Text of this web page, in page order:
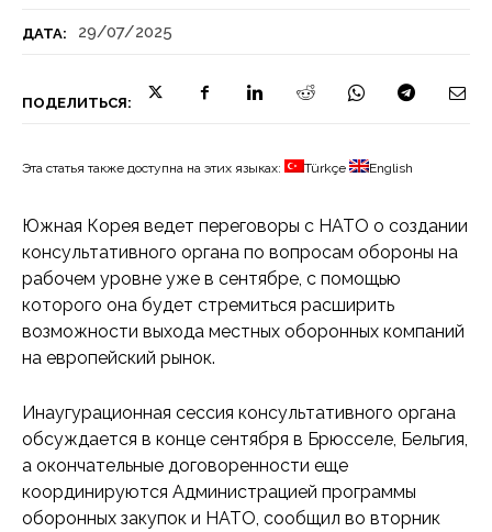
ДАТА: 29/07/2025
ПОДЕЛИТЬСЯ:
Эта статья также доступна на этих языках: Türkçe English
Южная Корея ведет переговоры с НАТО о создании
консультативного органа по вопросам обороны на
рабочем уровне уже в сентябре, с помощью
которого она будет стремиться расширить
возможности выхода местных оборонных компаний
на европейский рынок.
Инаугурационная сессия консультативного органа
обсуждается в конце сентября в Брюсселе, Бельгия,
а окончательные договоренности еще
координируются Администрацией программы
оборонных закупок и НАТО, сообщил во вторник